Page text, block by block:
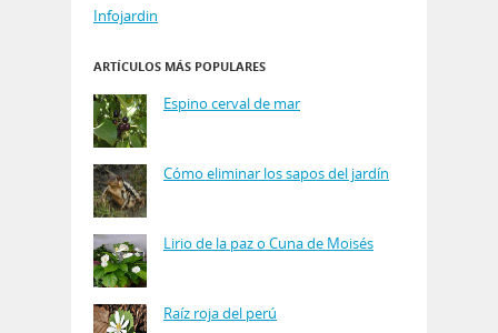
Infojardin
ARTÍCULOS MÁS POPULARES
Espino cerval de mar
Cómo eliminar los sapos del jardín
Lirio de la paz o Cuna de Moisés
Raíz roja del perú